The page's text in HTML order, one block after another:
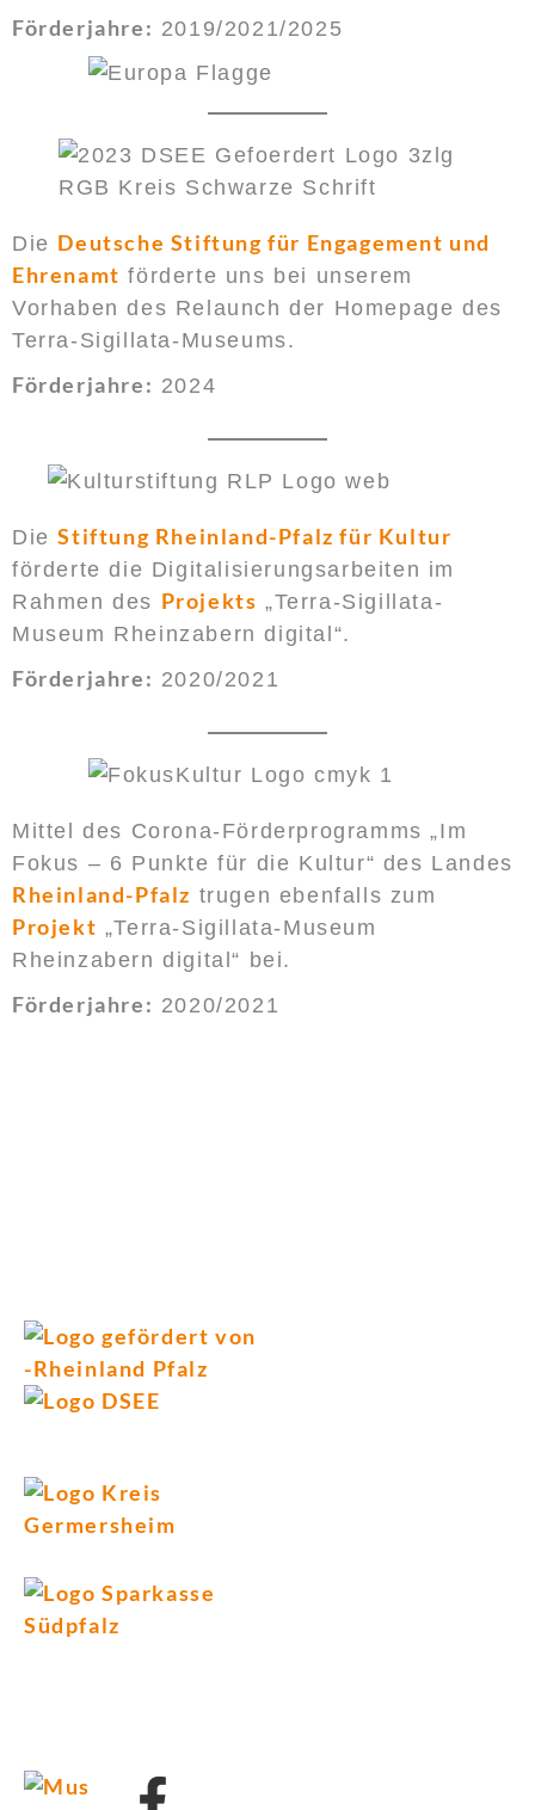
Förderjahre: 2019/2021/2025
Die Deutsche Stiftung für Engagement und
Ehrenamt förderte uns bei unserem
Vorhaben des Relaunch der Homepage des
Terra-Sigillata-Museums.
Förderjahre: 2024
DieStiftung Rheinland-Pfalz für Kultur
förderte die Digitalisierungsarbeiten im
Rahmen des Projekts „Terra-Sigillata-
Museum Rheinzabern digital“.
Förderjahre: 2020/2021
Mittel des Corona-Förderprogramms „Im
Fokus – 6 Punkte für die Kultur“ des Landes
Rheinland-Pfalz trugen ebenfalls zum
Projekt „Terra-Sigillata-Museum
Rheinzabern digital“ bei.
Förderjahre: 2020/2021